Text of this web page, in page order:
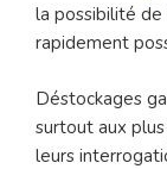
la possibilité
rapidement
Déstockages
surtout aux
leurs